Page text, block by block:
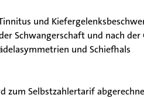
und
Schwangerschaft und nach
und Schiefhals
zum Selbstzahlertarif